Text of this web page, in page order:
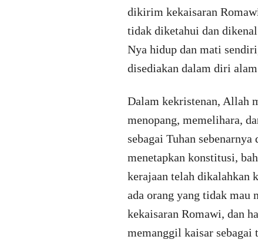
dikirim kekaisaran
tidak diketahui dan
Nya hidup dan mati
disediakan dalam diri
Dalam kekristenan, Allah
menopang, memelihara,
sebagai Tuhan
menetapkan konstitusi,
kerajaan telah dikalahkan
ada orang yang tidak mau
kekaisaran Romawi, dan
memanggil kaisar sebagai